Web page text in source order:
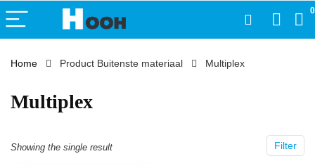
0
Home Product Buitenste materiaal ‎Multiplex
‎Multiplex
Filter
Showing the single result